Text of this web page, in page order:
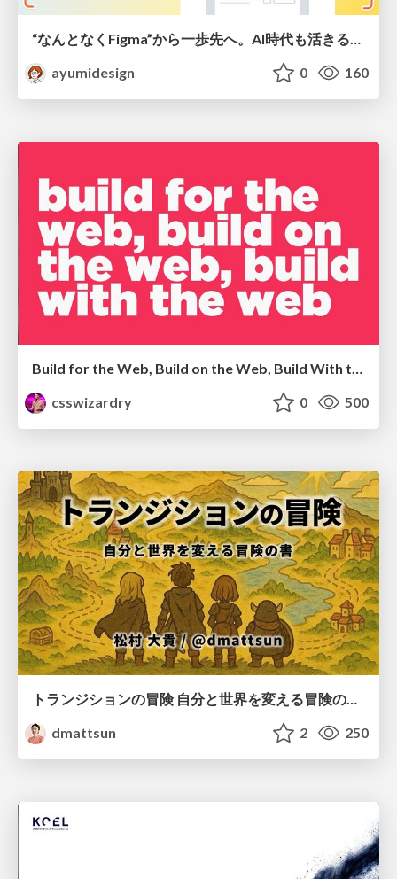
“なんとなくFigma”から一歩先へ。AI時代も活きるWeb制作フロー
ayumidesign
0 160
Build for the Web, Build on the Web, Build With the Web
csswizardry
0 500
dmattsun
2 250